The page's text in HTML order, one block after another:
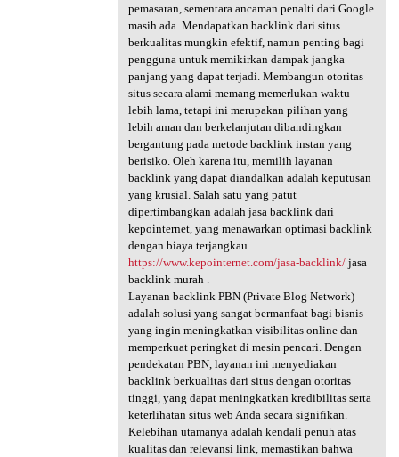
pemasaran, sementara ancaman penalti dari Google
masih ada. Mendapatkan backlink dari situs
berkualitas mungkin efektif, namun penting bagi
pengguna untuk memikirkan dampak jangka
panjang yang dapat terjadi. Membangun otoritas
situs secara alami memang memerlukan waktu
lebih lama, tetapi ini merupakan pilihan yang
lebih aman dan berkelanjutan dibandingkan
bergantung pada metode backlink instan yang
berisiko. Oleh karena itu, memilih layanan
backlink yang dapat diandalkan adalah keputusan
yang krusial. Salah satu yang patut
dipertimbangkan adalah jasa backlink dari
kepointernet, yang menawarkan optimasi backlink
dengan biaya terjangkau.
https://www.kepointernet.com/jasa-backlink/jasa
backlink murah .
Layanan backlink PBN (Private Blog Network)
adalah solusi yang sangat bermanfaat bagi bisnis
yang ingin meningkatkan visibilitas online dan
memperkuat peringkat di mesin pencari. Dengan
pendekatan PBN, layanan ini menyediakan
backlink berkualitas dari situs dengan otoritas
tinggi, yang dapat meningkatkan kredibilitas serta
keterlihatan situs web Anda secara signifikan.
Kelebihan utamanya adalah kendali penuh atas
kualitas dan relevansi link, memastikan bahwa